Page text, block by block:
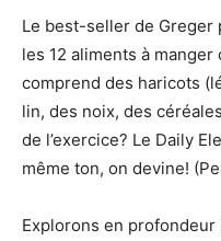
Le best-seller de Greger
les 12 aliments à
comprend des haricots
lin, des noix, des
de l’exercice? Le Daily
même ton, on devine!
Explorons en